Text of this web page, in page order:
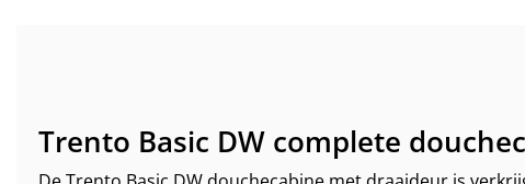
Trento Basic DW complete